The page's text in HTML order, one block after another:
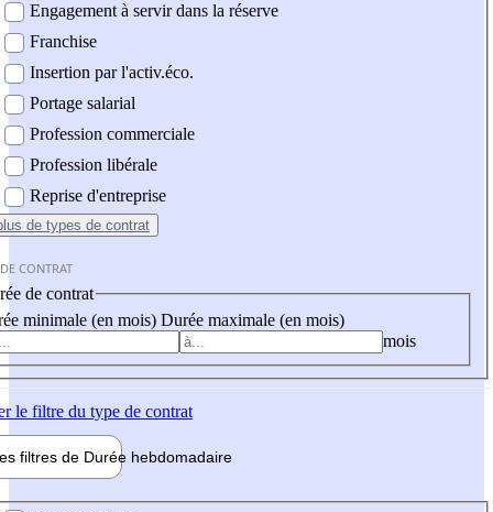
Engagement à servir dans la réserve
Franchise
Insertion par l'activ.éco.
Portage salarial
Profession commerciale
Profession libérale
Reprise d'entreprise
de types de contrat
CONTRAT
de contrat
minimale (en mois) Durée maximale (en mois)
mois
le filtre du type de contrat
filtres de Durée hebdomadaire